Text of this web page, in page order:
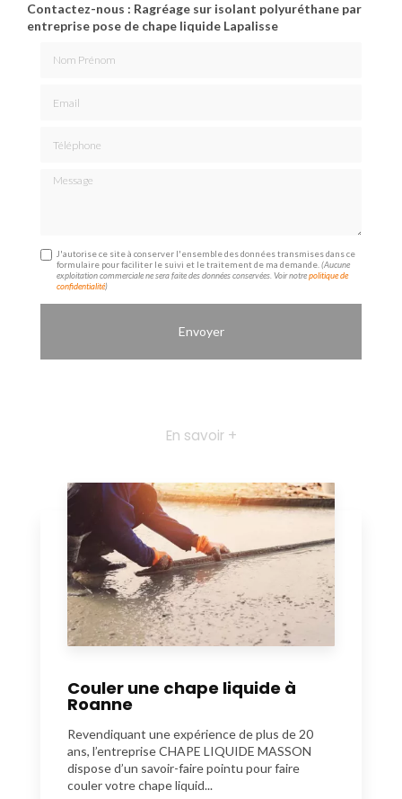
Contactez-nous : Ragréage sur isolant polyuréthane par
entreprise pose de chape liquide Lapalisse
Message
J'autorise ce site à conserver l'ensemble des données transmises dans ce
formulaire pour faciliter le suivi et le traitement de ma demande.(Aucune
exploitation commerciale ne sera faite des données conservées. Voir notrepolitique de
confidentialité)
En savoir +
Couler une chape liquide à
Roanne
Revendiquant une expérience de plus de 20
ans, l’entreprise CHAPE LIQUIDE MASSON
dispose d’un savoir-faire pointu pour faire
couler votre chape liquid...